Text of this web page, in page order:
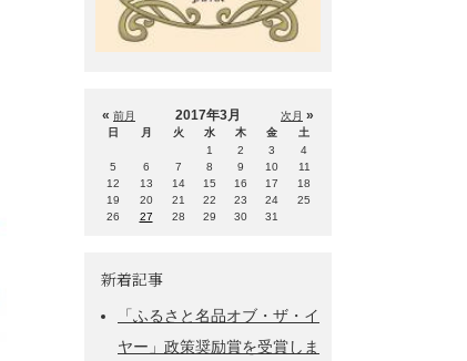
« 前月 次月 »
2017年3月
日 月 火 水 木 金
土
1
2 3
4
5
6 7 8 9 10
11
12
13 14 15 16 17
18
19
20 21 22 23 24
25
26
27 28 29 30 31
新着記事
「ふるさと名品オブ・ザ・イ
ヤー」政策奨励賞を受賞しま